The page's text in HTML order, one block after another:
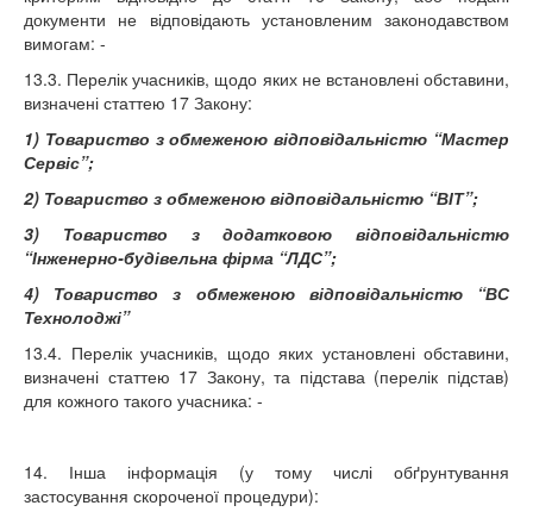
документи не відповідають установленим законодавством
вимогам: -
13.3. Перелік учасників, щодо яких не встановлені обставини,
визначені статтею 17 Закону:
1) Товариство з обмеженою відповідальністю “Мастер
Сервіс”;
2) Товариство з обмеженою відповідальністю “ВІТ”;
3) Товариство з додатковою відповідальністю
“Інженерно-будівельна фірма “ЛДС”;
4) Товариство з обмеженою відповідальністю “ВС
Технолоджі”
13.4. Перелік учасників, щодо яких установлені обставини,
визначені статтею 17 Закону, та підстава (перелік підстав)
для кожного такого учасника: -
14. Інша інформація (у тому числі обґрунтування
застосування скороченої процедури):